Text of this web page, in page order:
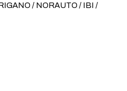
/ NORAUTO / IBI /